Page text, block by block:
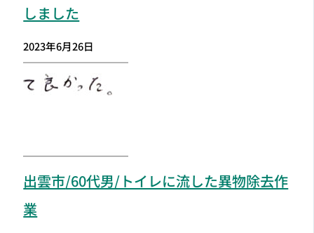
しました
2023年6月26日
出雲市/60代男/トイレに流した異物除去作
業